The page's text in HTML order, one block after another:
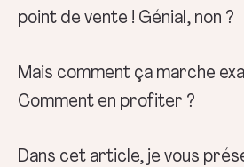
point de vente ! Génial, non ?
Mais comment ça marche
Comment en profiter ?
Dans cet article, je vous